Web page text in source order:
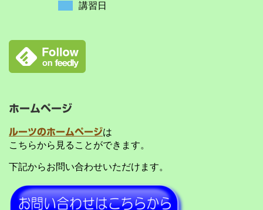
講習日
ホームページ
ルーツのホームページは
こちらから見ることができます。
下記からお問い合わせいただけます。